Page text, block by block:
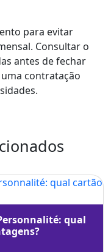
para evitar
Consultar o
antes de fechar
contratação
qual